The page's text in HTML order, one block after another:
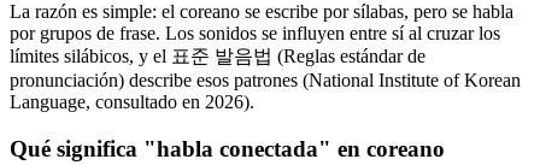
La razón es simple: el coreano se escribe por sílabas, pero se habla
por grupos de frase. Los sonidos se influyen entre sí al cruzar los
límites silábicos, y el 표준 발음법 (Reglas estándar de
pronunciación) describe esos patrones (National Institute of Korean
Language, consultado en 2026).
Qué significa "habla conectada" en coreano